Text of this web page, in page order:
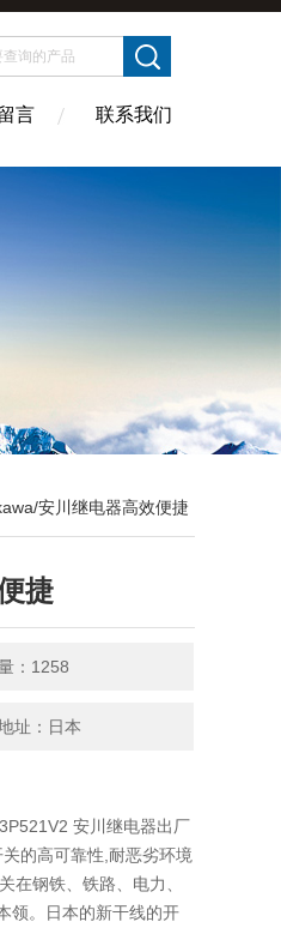
言 联系我们
安川继电器高效便捷
捷
：1258
址：日本
安川继电器出厂
的高可靠性,耐恶劣环境
在钢铁、铁路、电力、
领。日本的新干线的开